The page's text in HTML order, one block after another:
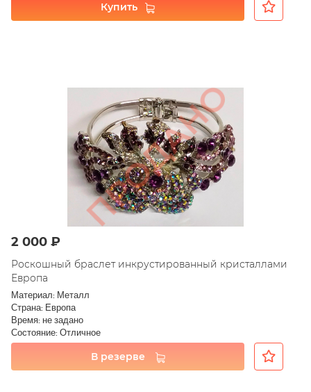
Купить
2 000 ₽
Роскошный браслет инкрустированный кристаллами
Европа
Материал: Металл
Страна: Европа
Время: не задано
Состояние: Отличное
В резерве